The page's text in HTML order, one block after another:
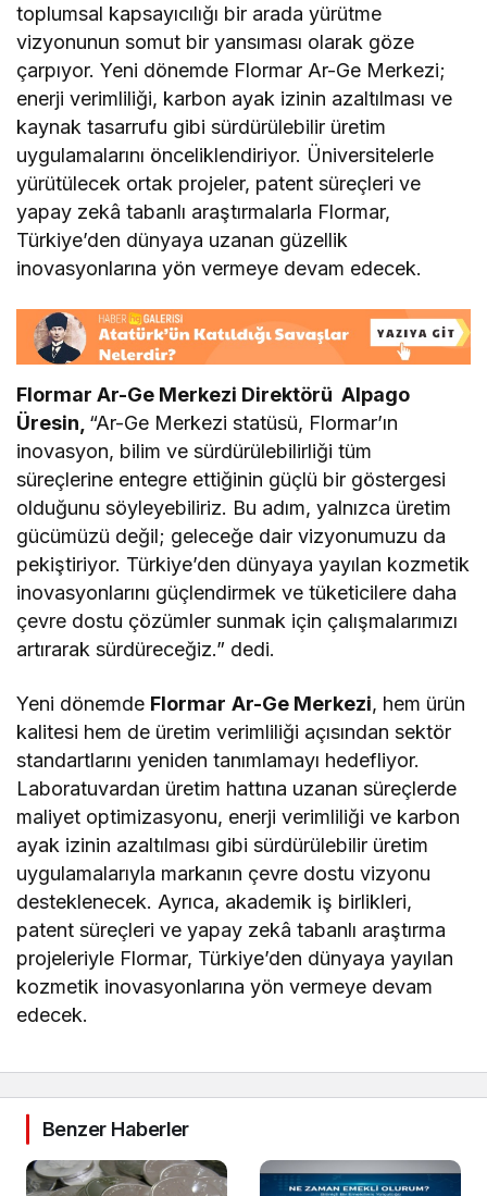
toplumsal kapsayıcılığı bir arada yürütme
vizyonunun somut bir yansıması olarak göze
çarpıyor. Yeni dönemde Flormar Ar-Ge Merkezi;
enerji verimliliği, karbon ayak izinin azaltılması ve
kaynak tasarrufu gibi sürdürülebilir üretim
uygulamalarını önceliklendiriyor. Üniversitelerle
yürütülecek ortak projeler, patent süreçleri ve
yapay zekâ tabanlı araştırmalarla Flormar,
Türkiye’den dünyaya uzanan güzellik
inovasyonlarına yön vermeye devam edecek.
Flormar Ar-Ge Merkezi Direktörü Alpago
Üresin, “Ar-Ge Merkezi statüsü, Flormar’ın
inovasyon, bilim ve sürdürülebilirliği tüm
süreçlerine entegre ettiğinin güçlü bir göstergesi
olduğunu söyleyebiliriz. Bu adım, yalnızca üretim
gücümüzü değil; geleceğe dair vizyonumuzu da
pekiştiriyor. Türkiye’den dünyaya yayılan kozmetik
inovasyonlarını güçlendirmek ve tüketicilere daha
çevre dostu çözümler sunmak için çalışmalarımızı
artırarak sürdüreceğiz.” dedi.
Yeni dönemde Flormar Ar-Ge Merkezi, hem ürün
kalitesi hem de üretim verimliliği açısından sektör
standartlarını yeniden tanımlamayı hedefliyor.
Laboratuvardan üretim hattına uzanan süreçlerde
maliyet optimizasyonu, enerji verimliliği ve karbon
ayak izinin azaltılması gibi sürdürülebilir üretim
uygulamalarıyla markanın çevre dostu vizyonu
desteklenecek. Ayrıca, akademik iş birlikleri,
patent süreçleri ve yapay zekâ tabanlı araştırma
projeleriyle Flormar, Türkiye’den dünyaya yayılan
kozmetik inovasyonlarına yön vermeye devam
edecek.
Benzer Haberler